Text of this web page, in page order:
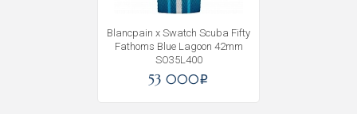
Blancpain x Swatch Scuba Fifty
Fathoms Blue Lagoon 42mm
SO35L400
53 000i
Получать на почту